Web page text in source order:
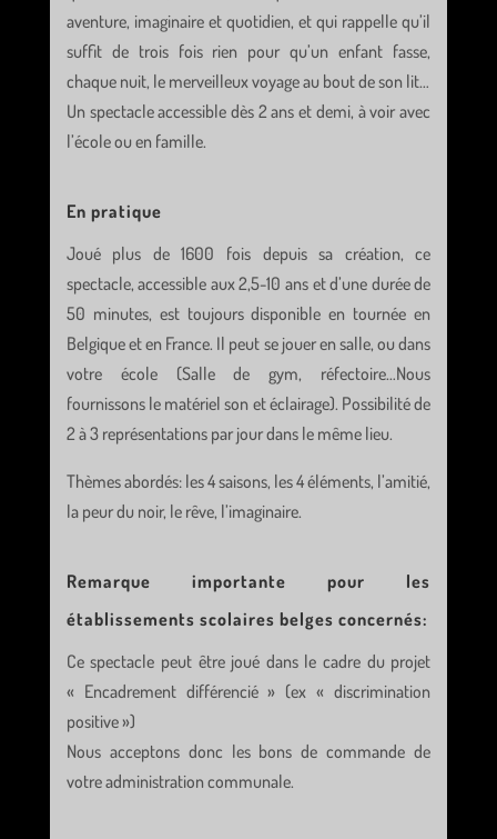
aventure, imaginaire et quotidien, et qui rappelle qu’il
suffit de trois fois rien pour qu’un enfant fasse,
chaque nuit, le merveilleux voyage au bout de son lit…
Un spectacle accessible dès 2 ans et demi, à voir avec
l’école ou en famille.
En pratique
Joué plus de 1600 fois depuis sa création, ce
spectacle, accessible aux 2,5-10 ans et d’une durée de
50 minutes, est toujours disponible en tournée en
Belgique et en France. Il peut se jouer en salle, ou dans
votre école (Salle de gym, réfectoire…Nous
fournissons le matériel son et éclairage). Possibilité de
2 à 3 représentations par jour dans le même lieu.
Thèmes abordés: les 4 saisons, les 4 éléments, l’amitié,
la peur du noir, le rêve, l’imaginaire.
Remarque importante pour les
établissements scolaires belges concernés:
Ce spectacle peut être joué dans le cadre du projet
« Encadrement différencié » (ex « discrimination
positive »)
Nous acceptons donc les bons de commande de
votre administration communale.